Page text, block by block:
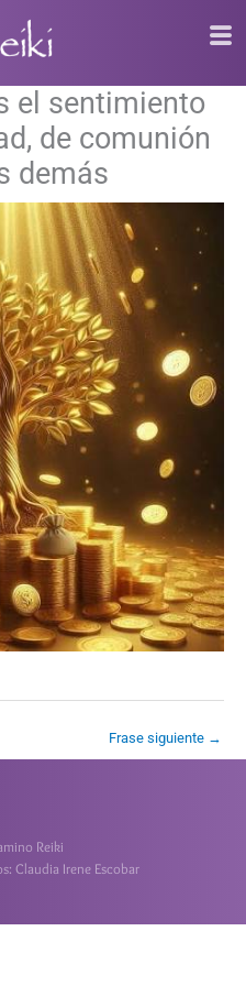
el sentimiento
de comunión
demás
Frase siguiente →
Reiki
Claudia Irene Escobar